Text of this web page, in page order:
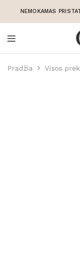
NEMOKAMAS
Pradžia Visos